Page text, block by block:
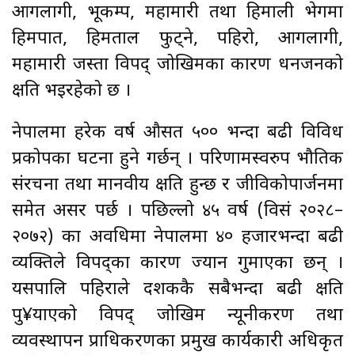
आगलागी, भूकम्प, महामारी तथा हिमाली भेगमा
हिमपात, हिमताल फुट्ने, पहिरो, आगलागी,
महामारी जस्ता विपद् जोखिमका कारण धनजनको
क्षति भइरहेको छ ।
नेपालमा हरेक वर्ष औसत ५०० भन्दा बढी विविध
प्रकोपका घटना हुने गर्छन् । परिणामस्वरुप भौतिक
संरचना तथा मानवीय क्षति हुन्छ र जीविकोपार्जनमा
समेत असर पर्छ । पछिल्लो ४५ वर्ष (विसं २०२८–
२०७२) का अवधिमा नेपालमा ४० हजारभन्दा बढी
व्यक्तिले विपद्का कारण ज्यान गुमाएका छन् ।
यसपालि पहिराले दशककै सबैभन्दा बढी क्षति
पु¥याएको विपद् जोखिम न्यूनीकरण तथा
व्यवस्थापन प्राधिकरणका प्रमुख कार्यकारी अधिकृत